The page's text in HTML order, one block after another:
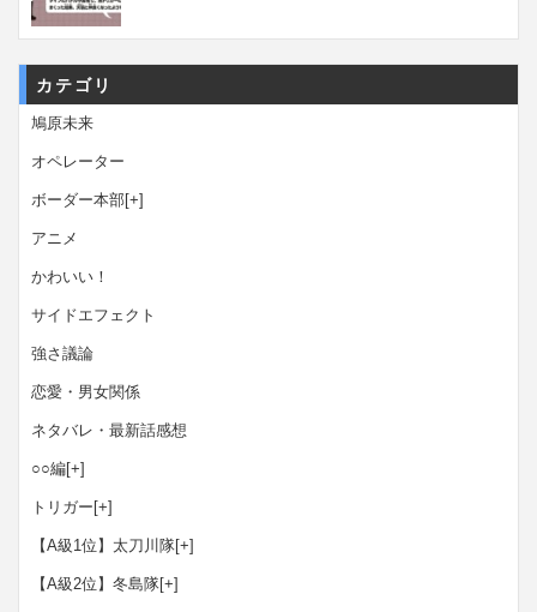
カテゴリ
鳩原未来
オペレーター
ボーダー本部[+]
アニメ
かわいい！
サイドエフェクト
強さ議論
恋愛・男女関係
ネタバレ・最新話感想
○○編[+]
トリガー [+]
【A級1位】太刀川隊[+]
【A級2位】冬島隊[+]